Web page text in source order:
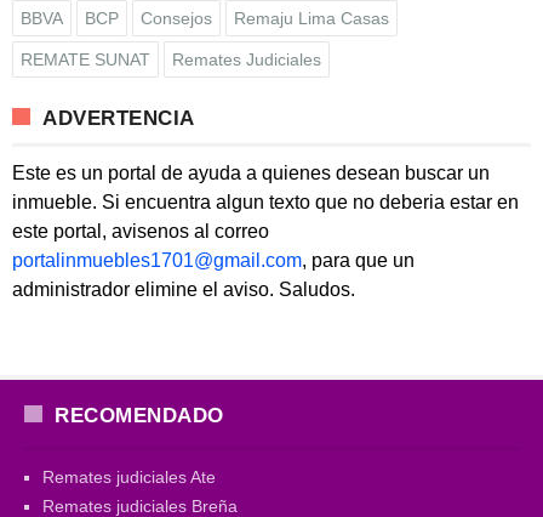
BBVA BCP Consejos Remaju Lima Casas
REMATE SUNAT Remates Judiciales
ADVERTENCIA
Este es un portal de ayuda a quienes desean buscar un
inmueble. Si encuentra algun texto que no deberia estar en
este portal, avisenos al correo
portalinmuebles1701@gmail.com, para que un
administrador elimine el aviso. Saludos.
RECOMENDADO
Remates judiciales Ate
Remates judiciales Breña